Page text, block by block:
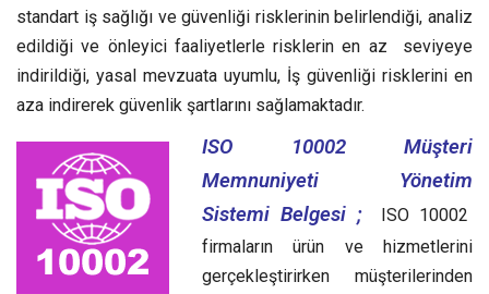
standart iş sağlığı ve güvenliği risklerinin belirlendiği, analiz
edildiği ve önleyici faaliyetlerle risklerin en az seviyeye
indirildiği, yasal mevzuata uyumlu, İş güvenliği risklerini en
aza indirerek güvenlik şartlarını sağlamaktadır.
ISO 10002 Müşteri
Memnuniyeti Yönetim
Sistemi Belgesi ;
ISO 10002
firmaların ürün ve hizmetlerini
gerçekleştirirken müşterilerinden